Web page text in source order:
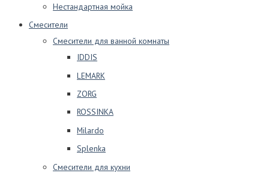
Нестандартная мойка
Смесители
Смесители для ванной комнаты
IDDIS
LEMARK
ZORG
ROSSINKA
Milardo
Splenka
Смесители для кухни